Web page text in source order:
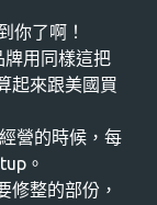
你了啊！
牌用同樣這把
起來跟美國買
營的時候，每
。
修整的部份，